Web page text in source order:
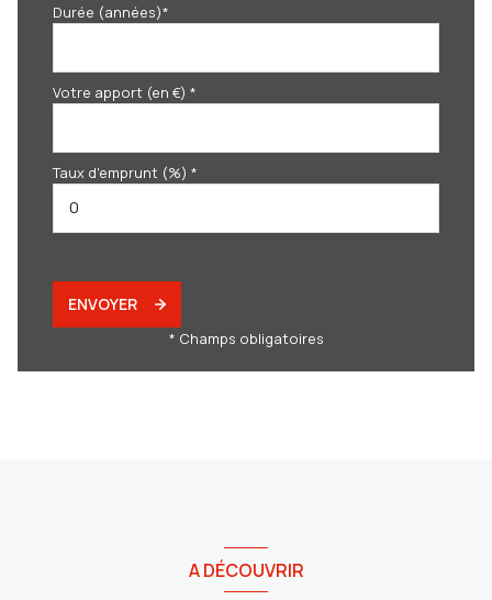
Durée (années)*
Votre apport (en €) *
Taux d'emprunt (%) *
ENVOYER
* Champs obligatoires
A DÉCOUVRIR